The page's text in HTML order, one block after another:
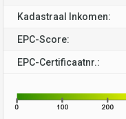
Kadastraal Inkomen:
EPC-Score:
EPC-Certificaatnr.: